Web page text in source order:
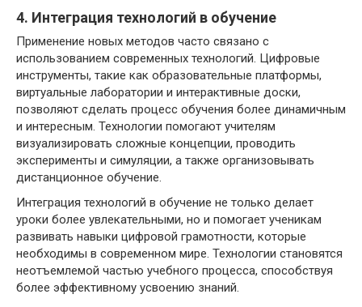
4. Интеграция технологий в обучение
Применение новых методов часто связано с
использованием современных технологий. Цифровые
инструменты, такие как образовательные платформы,
виртуальные лаборатории и интерактивные доски,
позволяют сделать процесс обучения более динамичным
и интересным. Технологии помогают учителям
визуализировать сложные концепции, проводить
эксперименты и симуляции, а также организовывать
дистанционное обучение.
Интеграция технологий в обучение не только делает
уроки более увлекательными, но и помогает ученикам
развивать навыки цифровой грамотности, которые
необходимы в современном мире. Технологии становятся
неотъемлемой частью учебного процесса, способствуя
более эффективному усвоению знаний.